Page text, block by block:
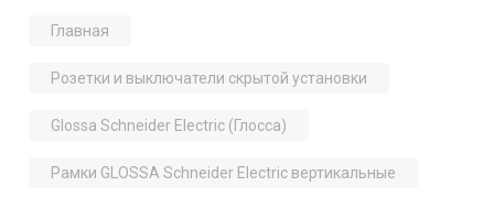
Главная
Розетки и выключатели скрытой установки
Glossa Schneider Electric (Глосса)
Рамки GLOSSA Schneider Electric вертикальные